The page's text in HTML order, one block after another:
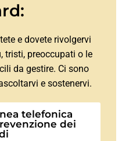
e dovete rivolgervi
tristi, preoccupati o le
da gestire. Ci sono
e sostenervi.
telefonica
dei